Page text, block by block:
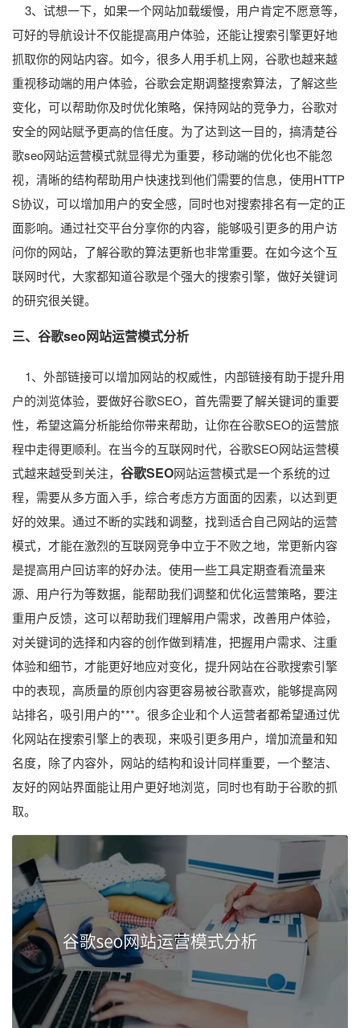
3、试想一下，如果一个网站加载缓慢，用户肯定不愿意等，
可好的导航设计不仅能提高用户体验，还能让搜索引擎更好地
抓取你的网站内容。如今，很多人用手机上网，谷歌也越来越
重视移动端的用户体验，谷歌会定期调整搜索算法，了解这些
变化，可以帮助你及时优化策略，保持网站的竞争力，谷歌对
安全的网站赋予更高的信任度。为了达到这一目的，搞清楚谷
歌seo网站运营模式就显得尤为重要，移动端的优化也不能忽
视，清晰的结构帮助用户快速找到他们需要的信息，使用HTTP
S协议，可以增加用户的安全感，同时也对搜索排名有一定的正
面影响。通过社交平台分享你的内容，能够吸引更多的用户访
问你的网站，了解谷歌的算法更新也非常重要。在如今这个互
联网时代，大家都知道谷歌是个强大的搜索引擎，做好关键词
的研究很关键。
三、谷歌seo网站运营模式分析
1、外部链接可以增加网站的权威性，内部链接有助于提升用
户的浏览体验，要做好谷歌SEO，首先需要了解关键词的重要
性，希望这篇分析能给你带来帮助，让你在谷歌SEO的运营旅
程中走得更顺利。在当今的互联网时代，谷歌SEO网站运营模
式越来越受到关注， 谷歌SEO网站运营模式是一个系统的过
程，需要从多方面入手，综合考虑方方面面的因素，以达到更
好的效果。通过不断的实践和调整，找到适合自己网站的运营
模式，才能在激烈的互联网竞争中立于不败之地，常更新内容
是提高用户回访率的好办法。使用一些工具定期查看流量来
源、用户行为等数据，能帮助我们调整和优化运营策略，要注
重用户反馈，这可以帮助我们理解用户需求，改善用户体验，
对关键词的选择和内容的创作做到精准，把握用户需求、注重
体验和细节，才能更好地应对变化，提升网站在谷歌搜索引擎
中的表现，高质量的原创内容更容易被谷歌喜欢，能够提高网
站排名，吸引用户的***。很多企业和个人运营者都希望通过优
化网站在搜索引擎上的表现，来吸引更多用户，增加流量和知
名度，除了内容外，网站的结构和设计同样重要，一个整洁、
友好的网站界面能让用户更好地浏览，同时也有助于谷歌的抓
取。